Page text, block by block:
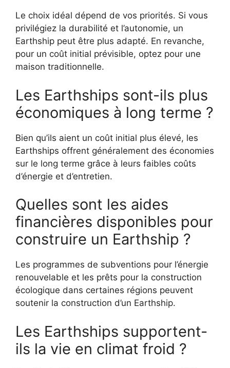
Le choix idéal dépend de vos priorités. Si vous
privilégiez la durabilité et l’autonomie, un
Earthship peut être plus adapté. En revanche,
pour un coût initial prévisible, optez pour une
maison traditionnelle.
Les Earthships sont-ils plus
économiques à long terme ?
Bien qu’ils aient un coût initial plus élevé, les
Earthships offrent généralement des économies
sur le long terme grâce à leurs faibles coûts
d’énergie et d’entretien.
Quelles sont les aides
financières disponibles pour
construire un Earthship ?
Les programmes de subventions pour l’énergie
renouvelable et les prêts pour la construction
écologique dans certaines régions peuvent
soutenir la construction d’un Earthship.
Les Earthships supportent-
ils la vie en climat froid ?